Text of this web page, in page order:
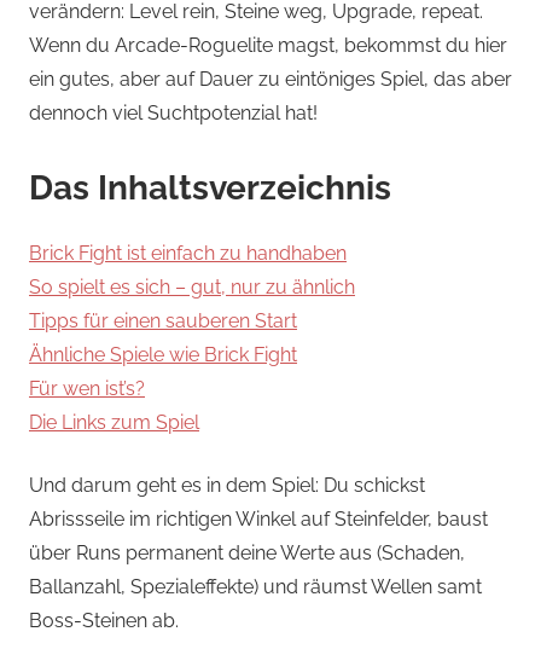
verändern: Level rein, Steine weg, Upgrade, repeat.
Wenn du Arcade-Roguelite magst, bekommst du hier
ein gutes, aber auf Dauer zu eintöniges Spiel, das aber
dennoch viel Suchtpotenzial hat!
Das Inhaltsverzeichnis
Brick Fight ist einfach zu handhaben
So spielt es sich – gut, nur zu ähnlich
Tipps für einen sauberen Start
Ähnliche Spiele wie Brick Fight
Für wen ist’s?
Die Links zum Spiel
Und darum geht es in dem Spiel: Du schickst
Abrissseile im richtigen Winkel auf Steinfelder, baust
über Runs permanent deine Werte aus (Schaden,
Ballanzahl, Spezialeffekte) und räumst Wellen samt
Boss-Steinen ab.